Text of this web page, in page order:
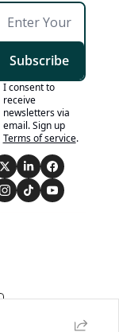
Subscribe
I consent to
receive
newsletters via
email. Sign up
Terms of service.